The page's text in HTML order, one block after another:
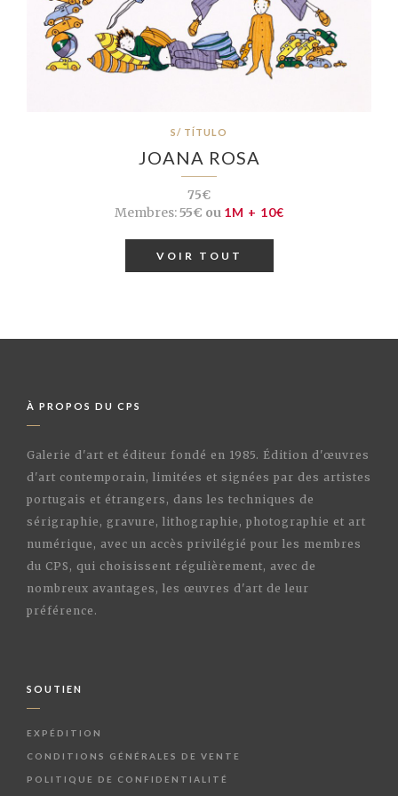
S/ TÍTULO
JOANA ROSA
75€
Membres:55€ ou 1M + 10€
VOIR TOUT
À PROPOS DU CPS
Galerie d'art et éditeur fondé en 1985. Édition d'œuvres
d'art contemporain, limitées et signées par des artistes
portugais et étrangers, dans les techniques de
sérigraphie, gravure, lithographie, photographie et art
numérique, avec un accès privilégié pour les membres
du CPS, qui choisissent régulièrement, avec de
nombreux avantages, les œuvres d'art de leur
préférence.
SOUTIEN
EXPÉDITION
CONDITIONS GÉNÉRALES DE VENTE
POLITIQUE DE CONFIDENTIALITÉ